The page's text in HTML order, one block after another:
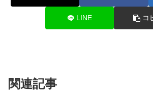
LINE コ
関連記事